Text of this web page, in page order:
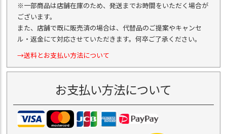
※一部商品は店舗在庫のため、発送までお時間をいただく場合が
ございます。
また、店舗で既に販売済の場合は、代替品のご提案やキャンセ
ル・返金にて対応させていただきます。何卒ご了承ください。
→送料とお支払い方法について
お支払い方法について